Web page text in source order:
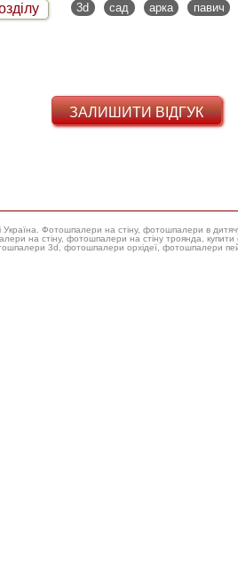
3d сад арка павич
ЗАЛИШИТИ ВІДГУК
Фотошпалери на стіну, фотошпалери в
3d, фотошпалери орхідеї, фотошпалери